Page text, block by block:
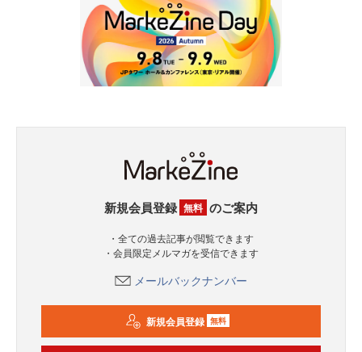
新規会員登録 無料 のご案内
・全ての過去記事が閲覧できます
・会員限定メルマガを受信できます
メールバックナンバー
新規会員登録 無料